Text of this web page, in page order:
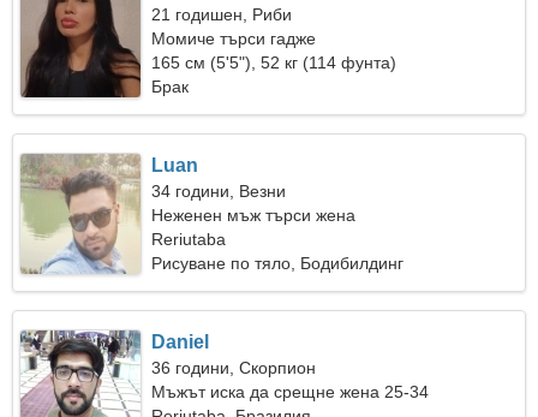
21 годишен, Риби
Момиче търси гадже
165 см (5'5"), 52 кг (114 фунта)
Брак
Luan
34 години, Везни
Неженен мъж търси жена
Reriutaba
Рисуване по тяло, Бодибилдинг
Daniel
36 години, Скорпион
Мъжът иска да срещне жена 25-34